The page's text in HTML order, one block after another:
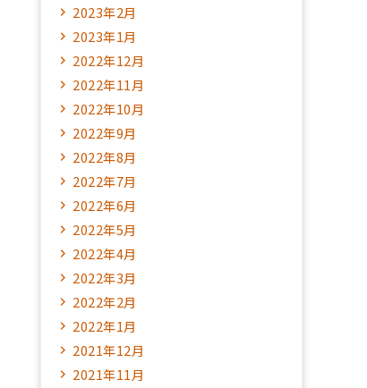
2023年2月
2023年1月
2022年12月
2022年11月
2022年10月
2022年9月
2022年8月
2022年7月
2022年6月
2022年5月
2022年4月
2022年3月
2022年2月
2022年1月
2021年12月
2021年11月